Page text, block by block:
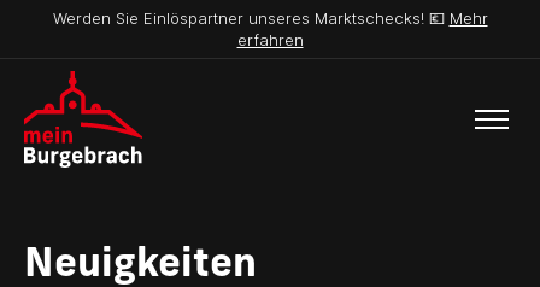
Werden Sie Einlöspartner unseres Marktschecks! 💶 Mehr
erfahren
Neuigkeiten